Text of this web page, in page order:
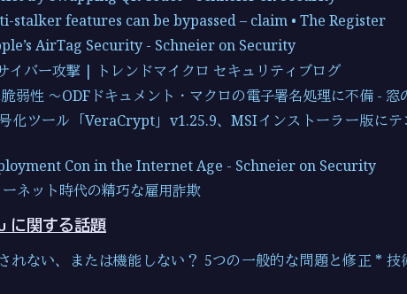
stalker features can be bypassed – claim • The Register
AirTag Security - Schneier on Security
イバー攻撃 | トレンドマイクロ セキュリティブログ
弱性 ～ODFドキュメント・マクロの電子署名処理に不備 - 窓
化ツール「VeraCrypt」v1.25.9、MSIインストーラー版にテ
Con in the Internet Age - Schneier on Security
ネット時代の精巧な雇用詐欺
に関する話題
れない、または機能しない？ 5つの一般的な問題と修正 * 技